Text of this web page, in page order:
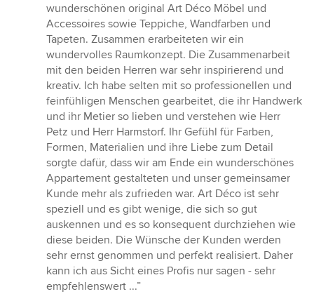
wunderschönen original Art Déco Möbel und
Accessoires sowie Teppiche, Wandfarben und
Tapeten. Zusammen erarbeiteten wir ein
wundervolles Raumkonzept. Die Zusammenarbeit
mit den beiden Herren war sehr inspirierend und
kreativ. Ich habe selten mit so professionellen und
feinfühligen Menschen gearbeitet, die ihr Handwerk
und ihr Metier so lieben und verstehen wie Herr
Petz und Herr Harmstorf. Ihr Gefühl für Farben,
Formen, Materialien und ihre Liebe zum Detail
sorgte dafür, dass wir am Ende ein wunderschönes
Appartement gestalteten und unser gemeinsamer
Kunde mehr als zufrieden war. Art Déco ist sehr
speziell und es gibt wenige, die sich so gut
auskennen und es so konsequent durchziehen wie
diese beiden. Die Wünsche der Kunden werden
sehr ernst genommen und perfekt realisiert. Daher
kann ich aus Sicht eines Profis nur sagen - sehr
empfehlenswert ...”